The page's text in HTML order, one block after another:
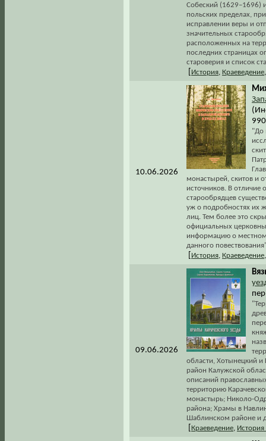
Собеский (1629–1696)
польских пределах,
исправлении веры и
значительных
расположенных на
последних страницах
староверия и список
История Краеведение
10.06.2026
"До
монастырей, скитов и
источников. В отличие
старообрядцев
уж о подробностях их
лиц. Тем более это
официальных
информацию о местном
данного
История Краеведение
09.06.2026
области, Хотынецкий
район Калужской
описаний
территорию
монастырь; Николо-
района; Храмы в
Шаблинском районе и
Краеведение История